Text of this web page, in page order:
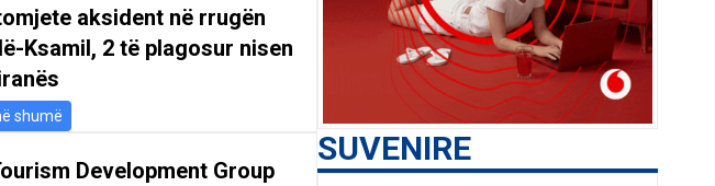
aksident në rrugën
Ksamil, 2 të plagosur nisen
shumë
Development Group
SUVENIRE